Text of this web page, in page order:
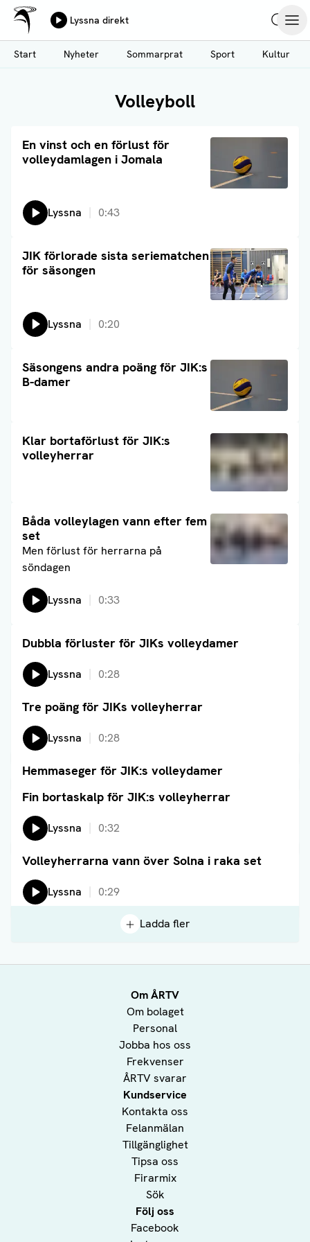
Hoppa
till
huvudinnehåll
Ålands Radio & TV
Lyssna direkt
Start
Nyheter Sommarprat Sport Kultur
Volleyboll
En vinst och en förlust för
volleydamlagen i Jomala
Läs artikel
Lyssna 0:43
JIK förlorade sista seriematchen
för säsongen
Läs artikel
Lyssna 0:20
Säsongens andra poäng för JIK:s
B-damer
Läs artikel
Klar bortaförlust för JIK:s
volleyherrar
Läs artikel
Båda volleylagen vann efter fem
set
Men förlust för herrarna på
söndagen
Läs artikel
Lyssna 0:33
Dubbla förluster för JIKs volleydamer
Läs artikel
Lyssna 0:28
Tre poäng för JIKs volleyherrar
Läs artikel
Lyssna 0:28
Hemmaseger för JIK:s volleydamer
Läs artikel
Fin bortaskalp för JIK:s volleyherrar
Läs artikel
Lyssna 0:32
Volleyherrarna vann över Solna i raka set
Läs artikel
Lyssna 0:29
Ladda fler
Om ÅRTV
Om bolaget
Personal
Jobba hos oss
Frekvenser
ÅRTV svarar
Kundservice
Kontakta oss
Felanmälan
Tillgänglighet
Tipsa oss
Firarmix
Sök
Följ oss
Facebook